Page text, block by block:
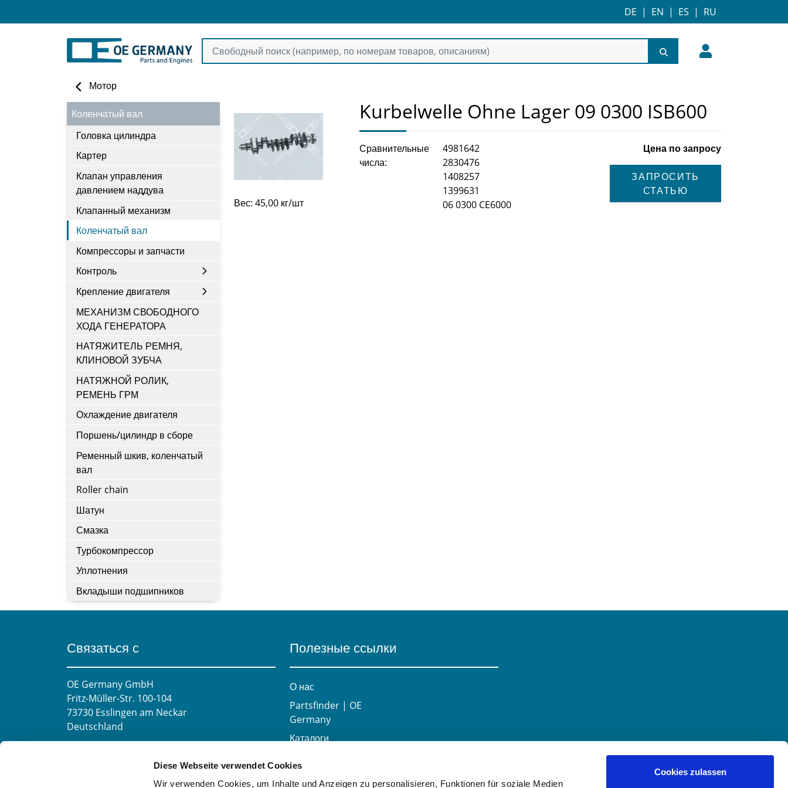
Diese Webseite verwendet Cookies
Wir verwenden Cookies, um Inhalte und Anzeigen zu personalisieren, Funktionen für soziale Medien
Cookies zulassen
DE | EN | ES | RU
Мотор
Коленчатый вал
Головка цилиндра
Картер
Клапан управления
давлением наддува
Клапанный механизм
Коленчатый вал
Компрессоры и запчасти
Контроль
Крепление двигателя
МЕХАНИЗМ СВОБОДНОГО
ХОДА ГЕНЕРАТОРА
НАТЯЖИТЕЛЬ РЕМНЯ,
КЛИНОВОЙ ЗУБЧА
НАТЯЖНОЙ РОЛИК,
РЕМЕНЬ ГРМ
Охлаждение двигателя
Поршень/цилиндр в сборе
Ременный шкив, коленчатый
вал
Roller chain
Шатун
Смазка
Турбокомпрессор
Уплотнения
Вкладыши подшипников
Вес: 45,00 кг/шт
Kurbelwelle Ohne Lager 09 0300 ISB600
Цена по запросу
ЗАПРОСИТЬ
СТАТЬЮ
Сравнительные
числа:
4981642
2830476
1408257
1399631
06 0300 CE6000
Связаться с
OE Germany GmbH
Fritz-Müller-Str. 100-104​
73730 Esslingen am Neckar​
Deutschland
Mo-Fr 8:00-16:00 Uhr
Полезные ссылки
О нас
Partsfinder | OE
Germany
Каталоги